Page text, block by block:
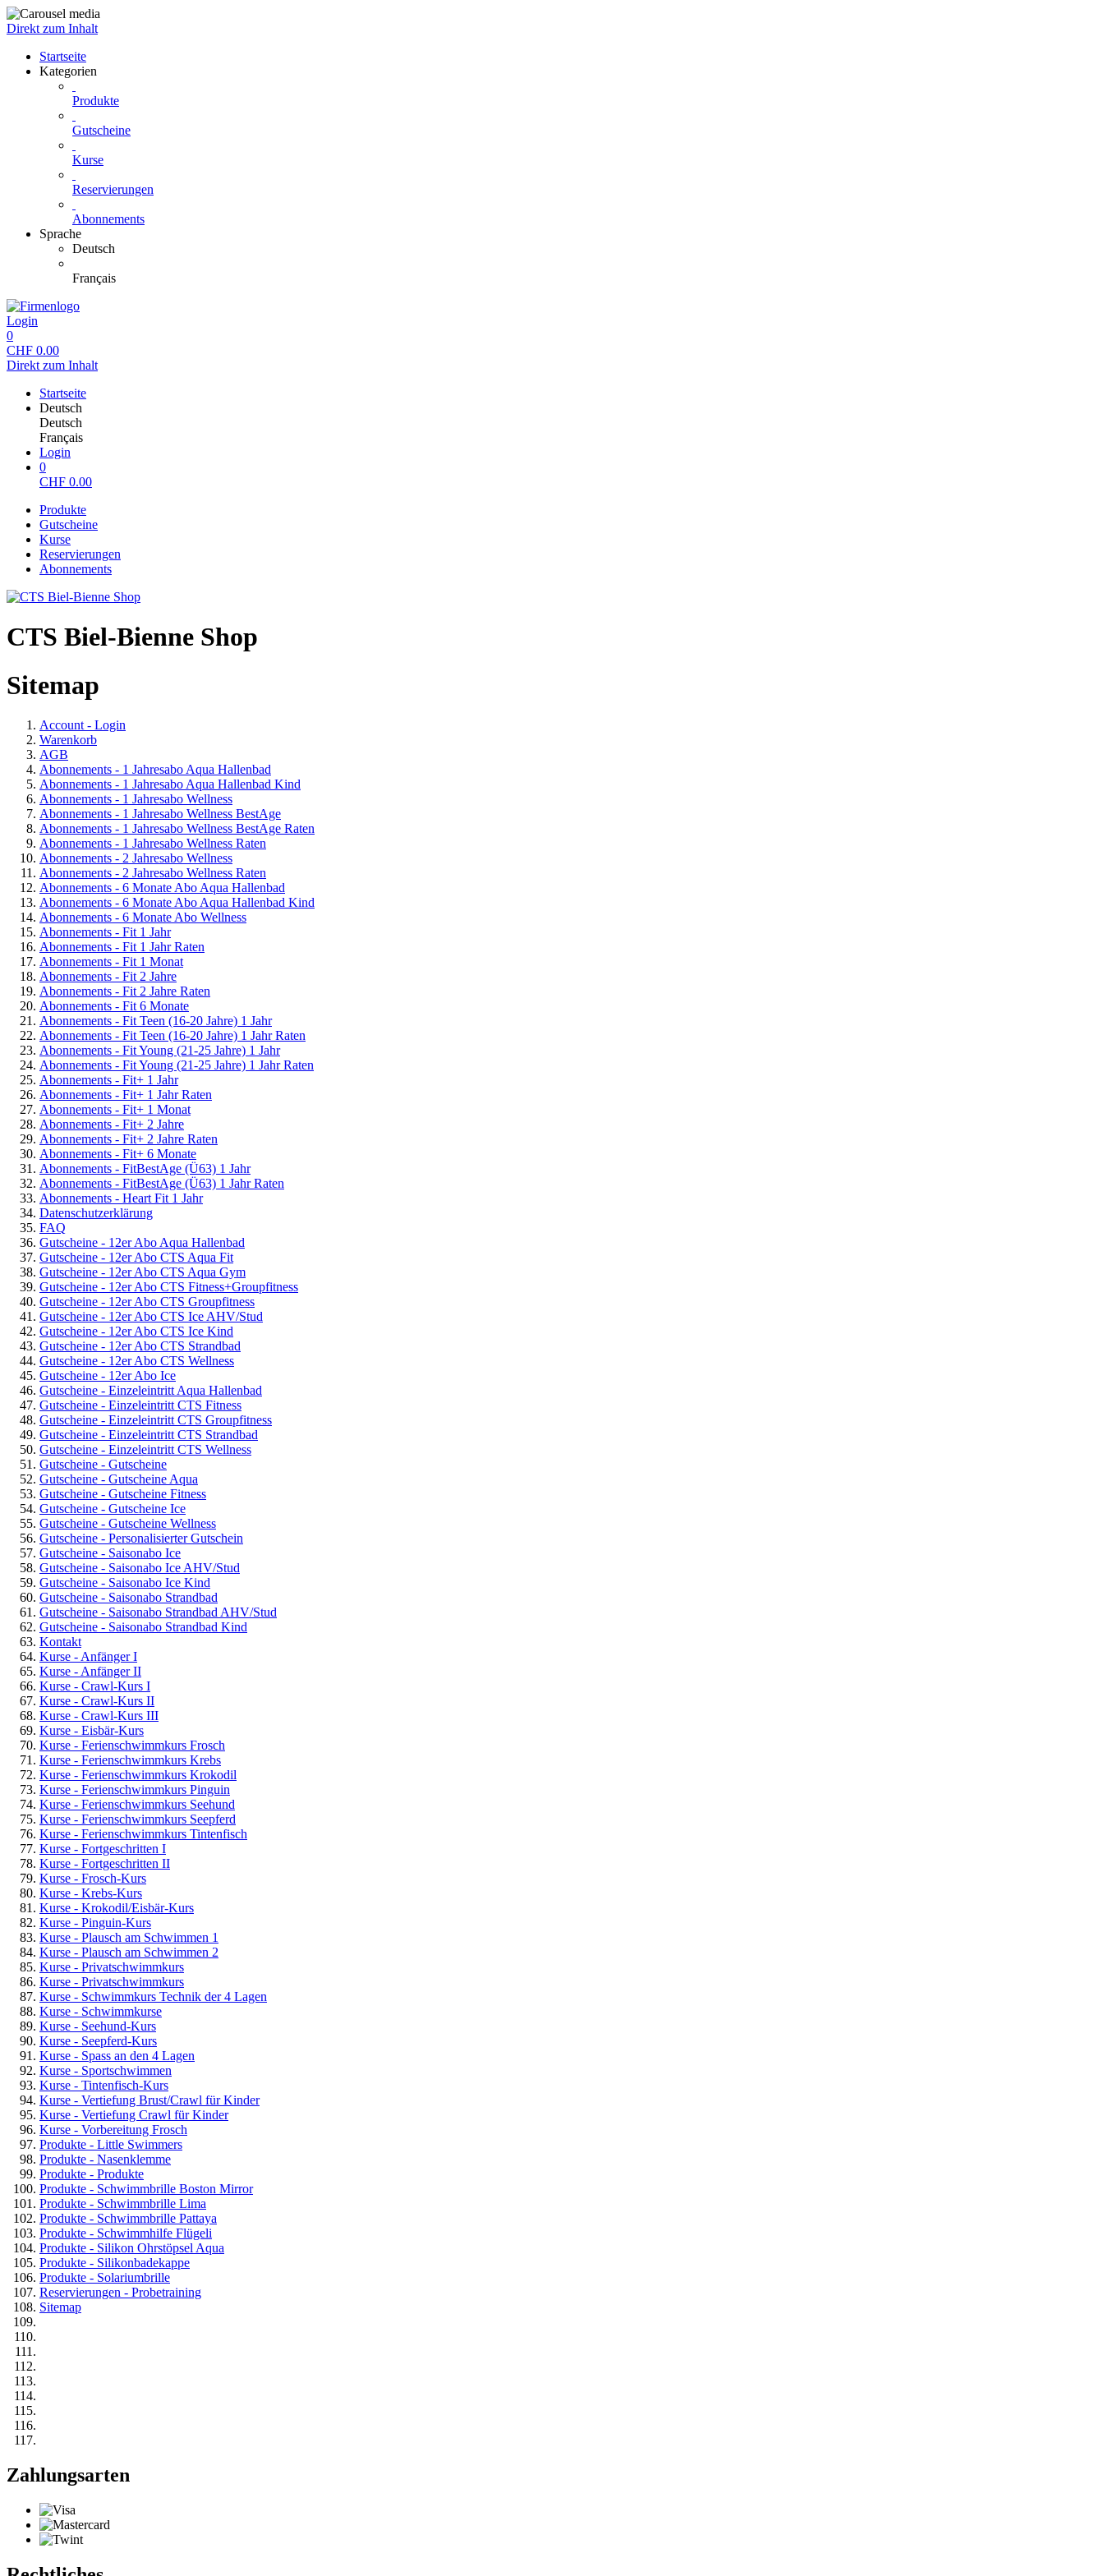
Direkt zum Inhalt
Startseite
Kategorien
Produkte
Gutscheine
Kurse
Reservierungen
Abonnements
Sprache
Deutsch
Français
Login
0
CHF 0.00
Direkt zum Inhalt
Startseite
Deutsch
Deutsch
Français
Login
0
CHF 0.00
Produkte
Gutscheine
Kurse
Reservierungen
Abonnements
CTS Biel-Bienne Shop
Sitemap
Account - Login
Warenkorb
AGB
Abonnements - 1 Jahresabo Aqua Hallenbad
Abonnements - 1 Jahresabo Aqua Hallenbad Kind
Abonnements - 1 Jahresabo Wellness
Abonnements - 1 Jahresabo Wellness BestAge
Abonnements - 1 Jahresabo Wellness BestAge Raten
Abonnements - 1 Jahresabo Wellness Raten
Abonnements - 2 Jahresabo Wellness
Abonnements - 2 Jahresabo Wellness Raten
Abonnements - 6 Monate Abo Aqua Hallenbad
Abonnements - 6 Monate Abo Aqua Hallenbad Kind
Abonnements - 6 Monate Abo Wellness
Abonnements - Fit 1 Jahr
Abonnements - Fit 1 Jahr Raten
Abonnements - Fit 1 Monat
Abonnements - Fit 2 Jahre
Abonnements - Fit 2 Jahre Raten
Abonnements - Fit 6 Monate
Abonnements - Fit Teen (16-20 Jahre) 1 Jahr
Abonnements - Fit Teen (16-20 Jahre) 1 Jahr Raten
Abonnements - Fit Young (21-25 Jahre) 1 Jahr
Abonnements - Fit Young (21-25 Jahre) 1 Jahr Raten
Abonnements - Fit+ 1 Jahr
Abonnements - Fit+ 1 Jahr Raten
Abonnements - Fit+ 1 Monat
Abonnements - Fit+ 2 Jahre
Abonnements - Fit+ 2 Jahre Raten
Abonnements - Fit+ 6 Monate
Abonnements - FitBestAge (Ü63) 1 Jahr
Abonnements - FitBestAge (Ü63) 1 Jahr Raten
Abonnements - Heart Fit 1 Jahr
Datenschutzerklärung
FAQ
Gutscheine - 12er Abo Aqua Hallenbad
Gutscheine - 12er Abo CTS Aqua Fit
Gutscheine - 12er Abo CTS Aqua Gym
Gutscheine - 12er Abo CTS Fitness+Groupfitness
Gutscheine - 12er Abo CTS Groupfitness
Gutscheine - 12er Abo CTS Ice AHV/Stud
Gutscheine - 12er Abo CTS Ice Kind
Gutscheine - 12er Abo CTS Strandbad
Gutscheine - 12er Abo CTS Wellness
Gutscheine - 12er Abo Ice
Gutscheine - Einzeleintritt Aqua Hallenbad
Gutscheine - Einzeleintritt CTS Fitness
Gutscheine - Einzeleintritt CTS Groupfitness
Gutscheine - Einzeleintritt CTS Strandbad
Gutscheine - Einzeleintritt CTS Wellness
Gutscheine - Gutscheine
Gutscheine - Gutscheine Aqua
Gutscheine - Gutscheine Fitness
Gutscheine - Gutscheine Ice
Gutscheine - Gutscheine Wellness
Gutscheine - Personalisierter Gutschein
Gutscheine - Saisonabo Ice
Gutscheine - Saisonabo Ice AHV/Stud
Gutscheine - Saisonabo Ice Kind
Gutscheine - Saisonabo Strandbad
Gutscheine - Saisonabo Strandbad AHV/Stud
Gutscheine - Saisonabo Strandbad Kind
Kontakt
Kurse - Anfänger I
Kurse - Anfänger II
Kurse - Crawl-Kurs I
Kurse - Crawl-Kurs II
Kurse - Crawl-Kurs III
Kurse - Eisbär-Kurs
Kurse - Ferienschwimmkurs Frosch
Kurse - Ferienschwimmkurs Krebs
Kurse - Ferienschwimmkurs Krokodil
Kurse - Ferienschwimmkurs Pinguin
Kurse - Ferienschwimmkurs Seehund
Kurse - Ferienschwimmkurs Seepferd
Kurse - Ferienschwimmkurs Tintenfisch
Kurse - Fortgeschritten I
Kurse - Fortgeschritten II
Kurse - Frosch-Kurs
Kurse - Krebs-Kurs
Kurse - Krokodil/Eisbär-Kurs
Kurse - Pinguin-Kurs
Kurse - Plausch am Schwimmen 1
Kurse - Plausch am Schwimmen 2
Kurse - Privatschwimmkurs
Kurse - Privatschwimmkurs
Kurse - Schwimmkurs Technik der 4 Lagen
Kurse - Schwimmkurse
Kurse - Seehund-Kurs
Kurse - Seepferd-Kurs
Kurse - Spass an den 4 Lagen
Kurse - Sportschwimmen
Kurse - Tintenfisch-Kurs
Kurse - Vertiefung Brust/Crawl für Kinder
Kurse - Vertiefung Crawl für Kinder
Kurse - Vorbereitung Frosch
Produkte - Little Swimmers
Produkte - Nasenklemme
Produkte - Produkte
Produkte - Schwimmbrille Boston Mirror
Produkte - Schwimmbrille Lima
Produkte - Schwimmbrille Pattaya
Produkte - Schwimmhilfe Flügeli
Produkte - Silikon Ohrstöpsel Aqua
Produkte - Silikonbadekappe
Produkte - Solariumbrille
Reservierungen - Probetraining
Sitemap
Zahlungsarten